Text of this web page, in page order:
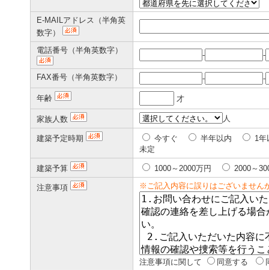
E-MAILアドレス（半角英
数字）
電話番号（半角英数字）
- -
FAX番号（半角英数字） - -
年齢 才
家族人数 人
建築予定時期 今すぐ 半年以内
1年
未定
建築予算 1000～2000万円 2000～
注意事項 ※ご記入内容に誤りはございません
注意事項に関して 同意する